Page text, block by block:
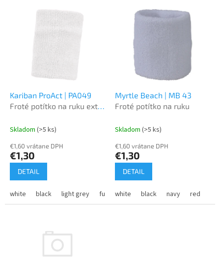
Kariban ProAct | PA049
Froté potítko na ruku extra
Skladom (>5 ks)
€1,60 vrátane DPH
€1,30
DETAIL
white black light grey fuchsia sporty navy
Myrtle Beach | MB 43
Froté potítko na ruku
Skladom (>5 ks)
€1,60 vrátane DPH
€1,30
DETAIL
white black navy red